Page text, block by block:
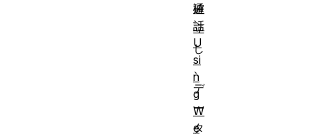
確
立
し
、
デ
ー
タ
通
話
U
si
n
g
W
e